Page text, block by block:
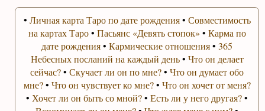
• Личная карта Таро по дате рождения• Совместимость
на картах Таро• Пасьянс «Девять стопок» • Карма по
дате рождения•Кармические отношения•365
Небесных посланий на каждый день• Что он делает
сейчас?•Скучает ли он по мне?•Что он думает обо
мне?• Что он чувствует ко мне?• Что он хочет от меня?
• Хочет ли он быть со мной?•Есть ли у него другая?•